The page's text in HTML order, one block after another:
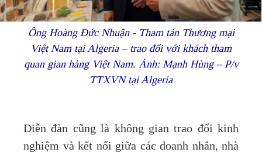
Ông Hoàng Đức Nhuận - Tham tán Thương mại
Việt Nam tại Algeria – trao đổi với khách tham
quan gian hàng Việt Nam. Ảnh: Mạnh Hùng – P/v
TTXVN tại Algeria
Diễn đàn cũng là không gian trao đổi kinh
nghiệm và kết nối giữa các doanh nhân, nhà